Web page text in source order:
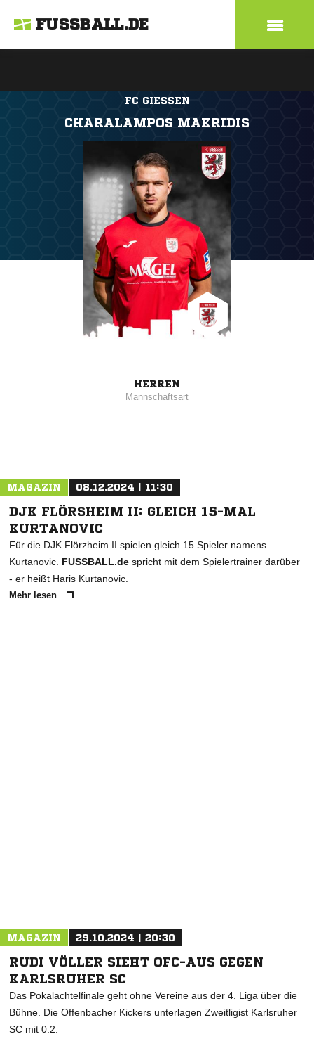
FUSSBALL.DE
FC GIESSEN
CHARALAMPOS MAKRIDIS
HERREN
Mannschaftsart
MAGAZIN 08.12.2024 | 11:30
DJK FLÖRSHEIM II: GLEICH 15-MAL
KURTANOVIC
Für die DJK Flörzheim II spielen gleich 15 Spieler namens
Kurtanovic. FUSSBALL.de spricht mit dem Spielertrainer darüber
- er heißt Haris Kurtanovic.
Mehr lesen
MAGAZIN 29.10.2024 | 20:30
RUDI VÖLLER SIEHT OFC-AUS GEGEN
KARLSRUHER SC
Das Pokalachtelfinale geht ohne Vereine aus der 4. Liga über die
Bühne. Die Offenbacher Kickers unterlagen Zweitligist Karlsruher
SC mit 0:2.